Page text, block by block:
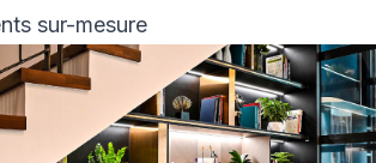
sur-mesure